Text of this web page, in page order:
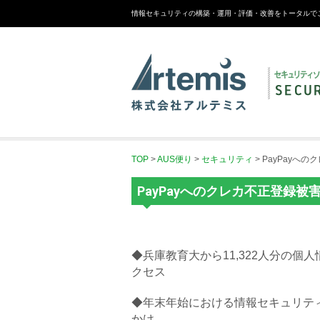
情報セキュリティの構築・運用・評価・改善をトータル
TOP >AUS便り > セキュリティ > PayPayへの
PayPayへのクレカ不正登録被
◆兵庫教育大から11,322人分の個人
クセス
◆年末年始における情報セキュリテ